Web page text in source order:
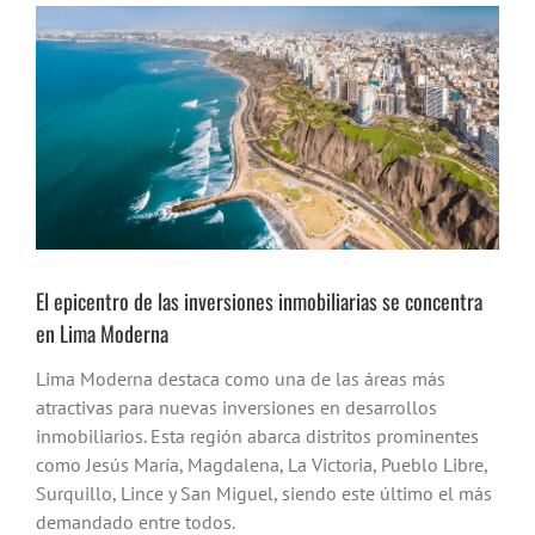
imagen
El epicentro de las inversiones inmobiliarias se concentra
en Lima Moderna
Lima Moderna destaca como una de las áreas más
atractivas para nuevas inversiones en desarrollos
inmobiliarios. Esta región abarca distritos prominentes
como Jesús María, Magdalena, La Victoria, Pueblo Libre,
Surquillo, Lince y San Miguel, siendo este último el más
demandado entre todos.